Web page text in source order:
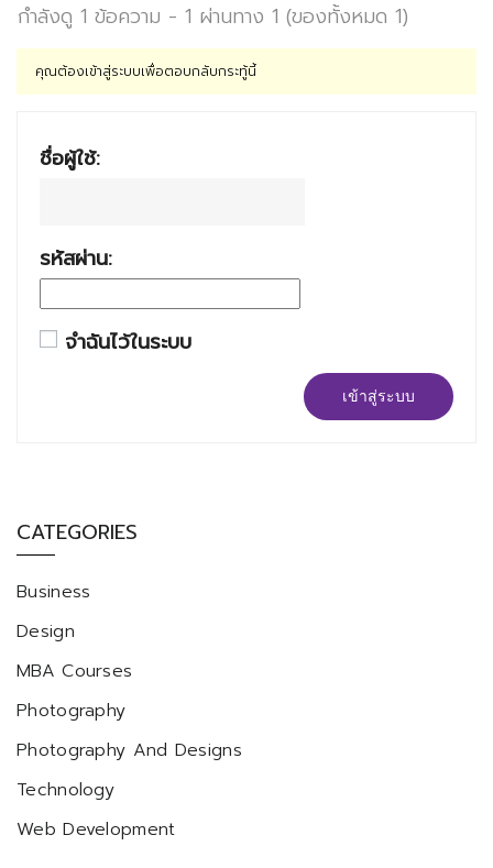
กำลังดู 1 ข้อความ - 1 ผ่านทาง 1 (ของทั้งหมด 1)
คุณต้องเข้าสู่ระบบเพื่อตอบกลับกระทู้นี้
ชื่อผู้ใช้:
รหัสผ่าน:
จำฉันไว้ในระบบ
เข้าสู่ระบบ
CATEGORIES
Business
Design
MBA Courses
Photography
Photography And Designs
Technology
Web Development